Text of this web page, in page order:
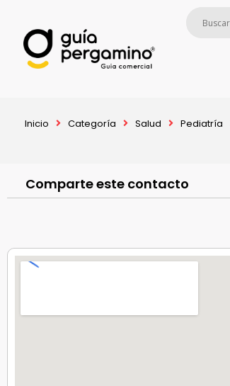
Inicio Categoría Salud Pediatría
Comparte este contacto